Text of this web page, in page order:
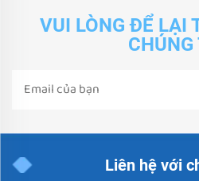
VUI LÒNG ĐỂ LẠI
CHÚNG
Liên hệ với